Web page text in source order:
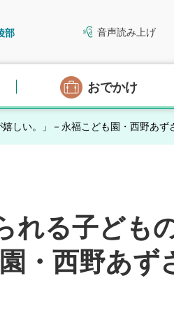
部 音声読み上げ
おでかけ
しい。」－永福こども園・西野あず
れる子ども
・西野あず